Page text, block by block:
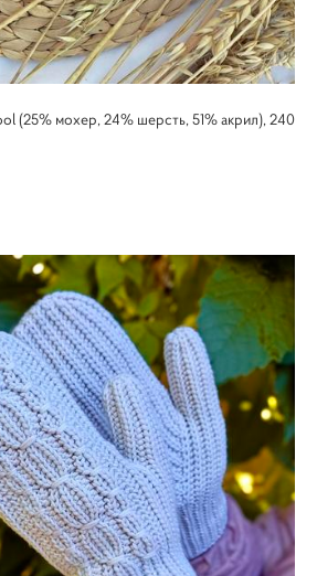
(25% мохер, 24% шерсть, 51% акрил), 240